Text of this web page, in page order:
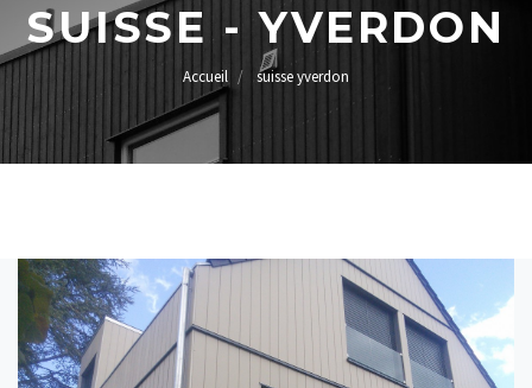
SUISSE - YVERDON
FIL
D'ARIANE
Accueil suisse yverdon